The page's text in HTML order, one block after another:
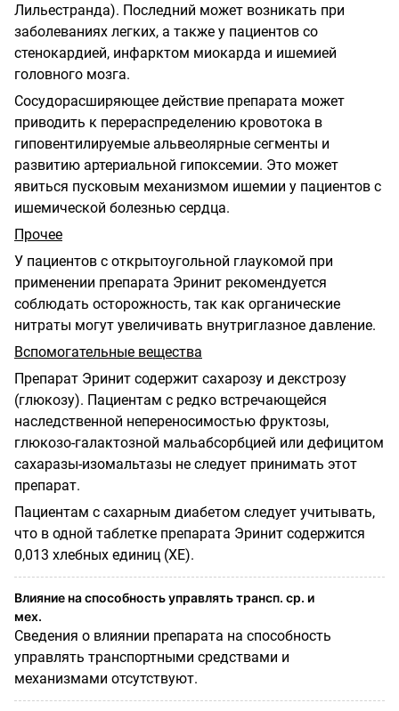
Лильестранда). Последний может возникать при
заболеваниях легких, а также у пациентов со
стенокардией, инфарктом миокарда и ишемией
головного мозга.
Сосудорасширяющее действие препарата может
приводить к перераспределению кровотока в
гиповентилируемые альвеолярные сегменты и
развитию артериальной гипоксемии. Это может
явиться пусковым механизмом ишемии у пациентов с
ишемической болезнью сердца.
Прочее
У пациентов с открытоугольной глаукомой при
применении препарата Эринит рекомендуется
соблюдать осторожность, так как органические
нитраты могут увеличивать внутриглазное давление.
Вспомогательные вещества
Препарат Эринит содержит сахарозу и декстрозу
(глюкозу). Пациентам с редко встречающейся
наследственной непереносимостью фруктозы,
глюкозо-галактозной мальабсорбцией или дефицитом
сахаразы-изомальтазы не следует принимать этот
препарат.
Пациентам с сахарным диабетом следует учитывать,
что в одной таблетке препарата Эринит содержится
0,013 хлебных единиц (ХЕ).
Влияние на способность управлять трансп. ср. и
мех.
Сведения о влиянии препарата на способность
управлять транспортными средствами и
механизмами отсутствуют.